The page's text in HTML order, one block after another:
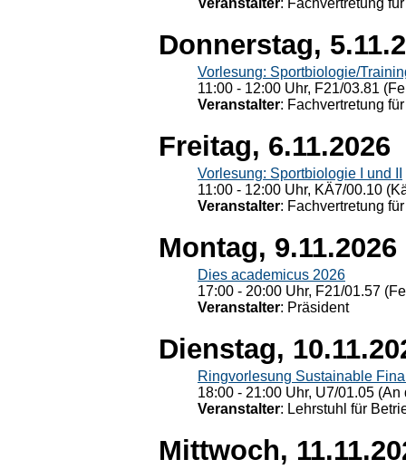
Veranstalter: Fachvertretung
Donnerstag,
Vorlesung: Sportbiologie/
11:00 - 12:00 Uhr, F21/03.81
Veranstalter: Fachvertretung
Freitag, 6.11.2026
Vorlesung: Sportbiologie I und II
11:00 - 12:00 Uhr, KÄ7/00.10
Veranstalter: Fachvertretung
Montag, 9.11.2026
Dies academicus 2026
17:00 - 20:00 Uhr, F21/01.57
Veranstalter: Präsident
Dienstag,
Ringvorlesung Sustainable
18:00 - 21:00 Uhr, U7/01.05
Veranstalter: Lehrstuhl für
Mittwoch,